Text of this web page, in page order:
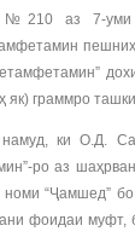
№210 аз 7-уми
як) граммро
ки О.Д.
ро аз
“Ҷамшед”
фоидаи муфт,